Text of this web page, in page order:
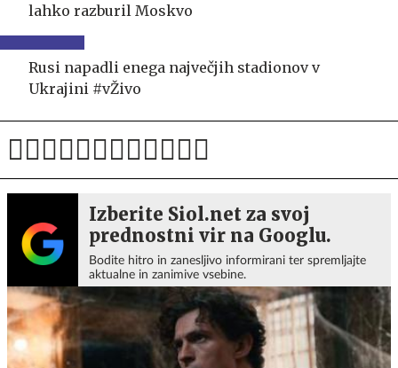
lahko razburil Moskvo
Rusi napadli enega največjih stadionov v
Ukrajini #vŽivo
Izberite Siol.net za svoj
prednostni vir na Googlu.
Bodite hitro in zanesljivo informirani ter spremljajte
aktualne in zanimive vsebine.